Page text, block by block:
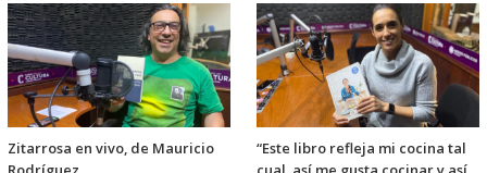
Zitarrosa en vivo, de Mauricio
“Este libro refleja mi cocina tal